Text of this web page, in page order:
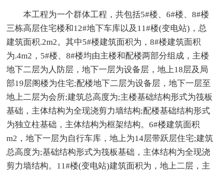
本工程为一个群体工程，共包括5#楼、6#楼、8#楼
三栋高层住宅楼和12#地下车库以及11#楼(变电站)，总
建筑面积.2m2。其中5#楼建筑面积为，8#楼建筑面积
为.4m2，5#楼、8#楼均由主楼和配楼两部分组成，主楼
地下二层为人防层，地下一层为设备层，地上18层及局
部19层阁楼为住宅;配楼地下二层为设备层，地下一层至
地上二层为会所;建筑总高度为;主楼基础结构形式为筏板
基础，主体结构为全现浇剪力墙结构;配楼基础结构形式
为独立柱基础，主体结构为框架结构。6#楼建筑面积
m2，地下一层为自行车库，地上为14层带跃层住宅;建筑
总高度为;基础结构形式为筏板基础，主体结构为全现浇
剪力墙结构。11#楼(变电站)建筑面积为，地上二层，主